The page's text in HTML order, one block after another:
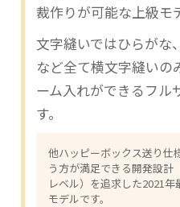
裁作りが可能な上級モ
文字縫いではひらがな
など全て横文字縫いの
ーム入れができるフル
す。
他ハッピーボックス送り仕
う方が満足できる開発設計
レベル）を追求した2021
モデルです。